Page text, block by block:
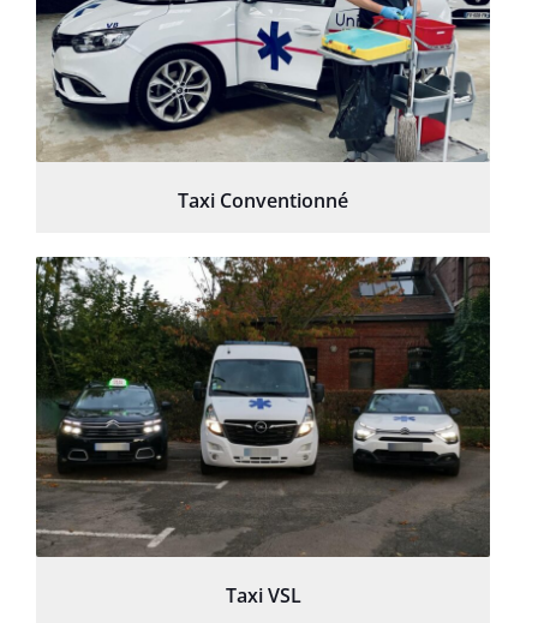
Taxi Conventionné
Taxi VSL